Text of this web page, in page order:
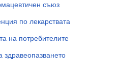
съюз
по лекарствата
на потребителите
здравеопазването